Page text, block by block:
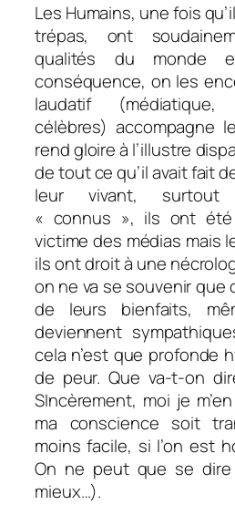
Les Humains, une fois
trépas, ont
qualités du monde
conséquence, on les
laudatif
célèbres) accompagne
rend gloire à l’illustre
de tout ce qu’il avait fait
leur vivant, surtout
« connus », ils ont
victime des médias mais
ils ont droit à une
on ne va se souvenir que
de leurs bienfaits,
deviennent
cela n’est que profonde
de peur. Que va-t-on
SIncèrement, moi je
ma conscience soit
moins facile, si l’on est
On ne peut que se
mieux…).